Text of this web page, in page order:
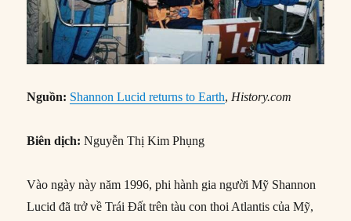
Nguồn: Shannon Lucid returns to Earth, History.com
Biên dịch:Nguyễn Thị Kim Phụng
Vào ngày này năm 1996, phi hành gia người Mỹ Shannon
Lucid đã trở về Trái Đất trên tàu con thoi Atlantis của Mỹ,